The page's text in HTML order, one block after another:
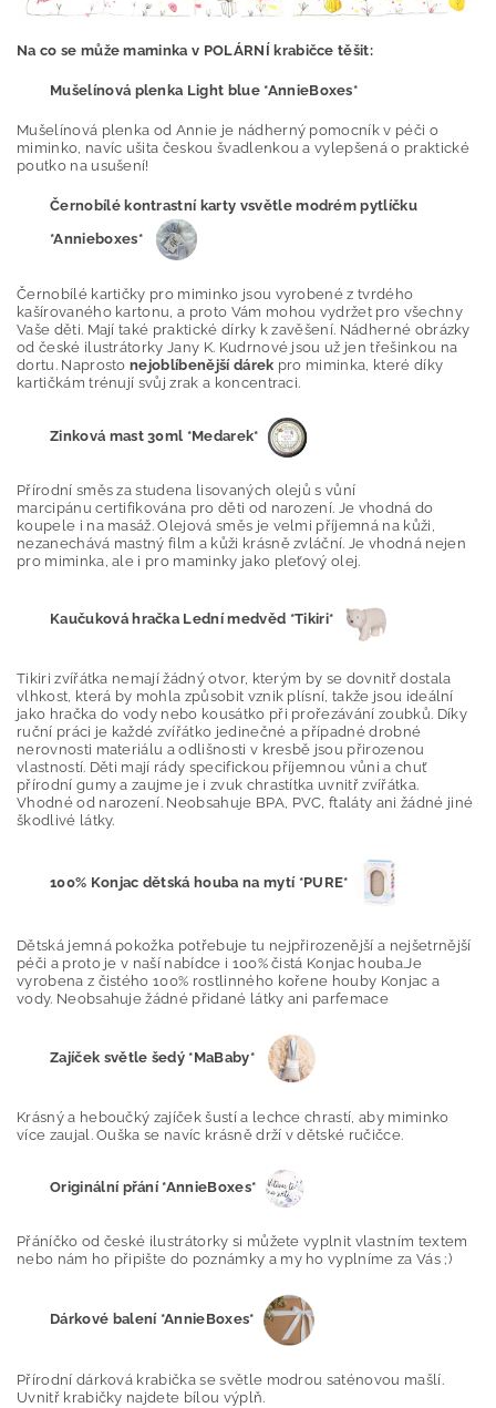
Na co se může maminka v POLÁRNÍ krabičce těšit:
Mušelínová plenka Light blue *AnnieBoxes*
Mušelínová plenka od Annie je nádherný pomocník v péči o
miminko, navíc ušita českou švadlenkou a vylepšená o praktické
poutko na usušení!
Černobílé kontrastní karty vsvětle modrém pytlíčku
*Annieboxes*
Černobílé kartičky pro miminko jsou vyrobené z tvrdého
kašírovaného kartonu, a proto Vám mohou vydržet pro všechny
Vaše děti. Mají také praktické dírky k zavěšení. Nádherné obrázky
od české ilustrátorky Jany K. Kudrnové jsou už jen třešinkou na
dortu. Naprostonejoblíbenější dárek pro miminka, které díky
kartičkám trénují svůj zrak a koncentraci.
Zinková mast 30ml *Medarek*
Přírodní směs za studena lisovaných olejů s vůní
marcipánu certifikována pro děti od narození. Je vhodná do
koupele i na masáž.Olejová směs je velmi příjemná na kůži,
nezanechává mastný film a kůži krásně zvláční. Je vhodná nejen
pro miminka, ale i pro maminky jako pleťový olej.
Kaučuková hračka Lední medvěd *Tikiri*
Tikiri zvířátka nemají žádný otvor, kterým by se dovnitř dostala
vlhkost, která by mohla způsobit vznik plísní, takže jsou ideální
jako hračka do vody nebo kousátko při prořezávání zoubků. Díky
ruční práci je každé zvířátko jedinečné a případné drobné
nerovnosti materiálu a odlišnosti v kresbě jsou přirozenou
vlastností. Děti mají rády specifickou příjemnou vůni a chuť
přírodní gumy a zaujme je i zvuk chrastítka uvnitř zvířátka.
Vhodné od narození. Neobsahuje BPA, PVC, ftaláty ani žádné jiné
škodlivé látky.
100% Konjac dětská houba na mytí *PURE*
Dětská jemná pokožka potřebuje tu nejpřirozenější a nejšetrnější
péči a proto je v naší nabídce i 100% čistá Konjac houba.Je
vyrobena z čistého 100% rostlinného kořene houby Konjac a
vody. Neobsahuje žádné přidané látky ani parfemace
Zajíček světle šedý *MaBaby*
Krásný a heboučký zajíček šustí a lechce chrastí, aby miminko
více zaujal. Ouška se navíc krásně drží v dětské ručičce.
Originální přání *AnnieBoxes*
Přáníčko od české ilustrátorky si můžete vyplnit vlastním textem
nebo nám ho připište do poznámky a my ho vyplníme za Vás ;)
Dárkové balení *AnnieBoxes*
Přírodní dárková krabička se světle modrou saténovou mašlí.
Uvnitř krabičky najdete bílou výplň.